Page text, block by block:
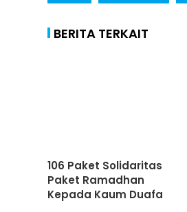
BERITA TERKAIT
106 Paket Solidaritas
Paket Ramadhan
Kepada Kaum Duafa